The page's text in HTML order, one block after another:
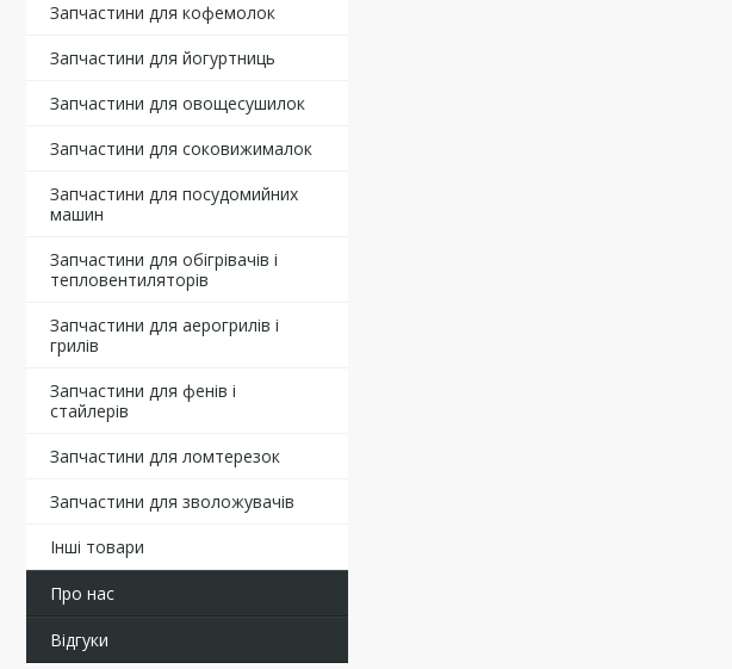
Запчастини для кофемолок
Запчастини для йогуртниць
Запчастини для овощесушилок
Запчастини для соковижималок
Запчастини для посудомийних
машин
Запчастини для обігрівачів і
тепловентиляторів
Запчастини для аерогрилів і
грилів
Запчастини для фенів і
стайлерів
Запчастини для ломтерезок
Запчастини для зволожувачів
Інші товари
Про нас
Відгуки